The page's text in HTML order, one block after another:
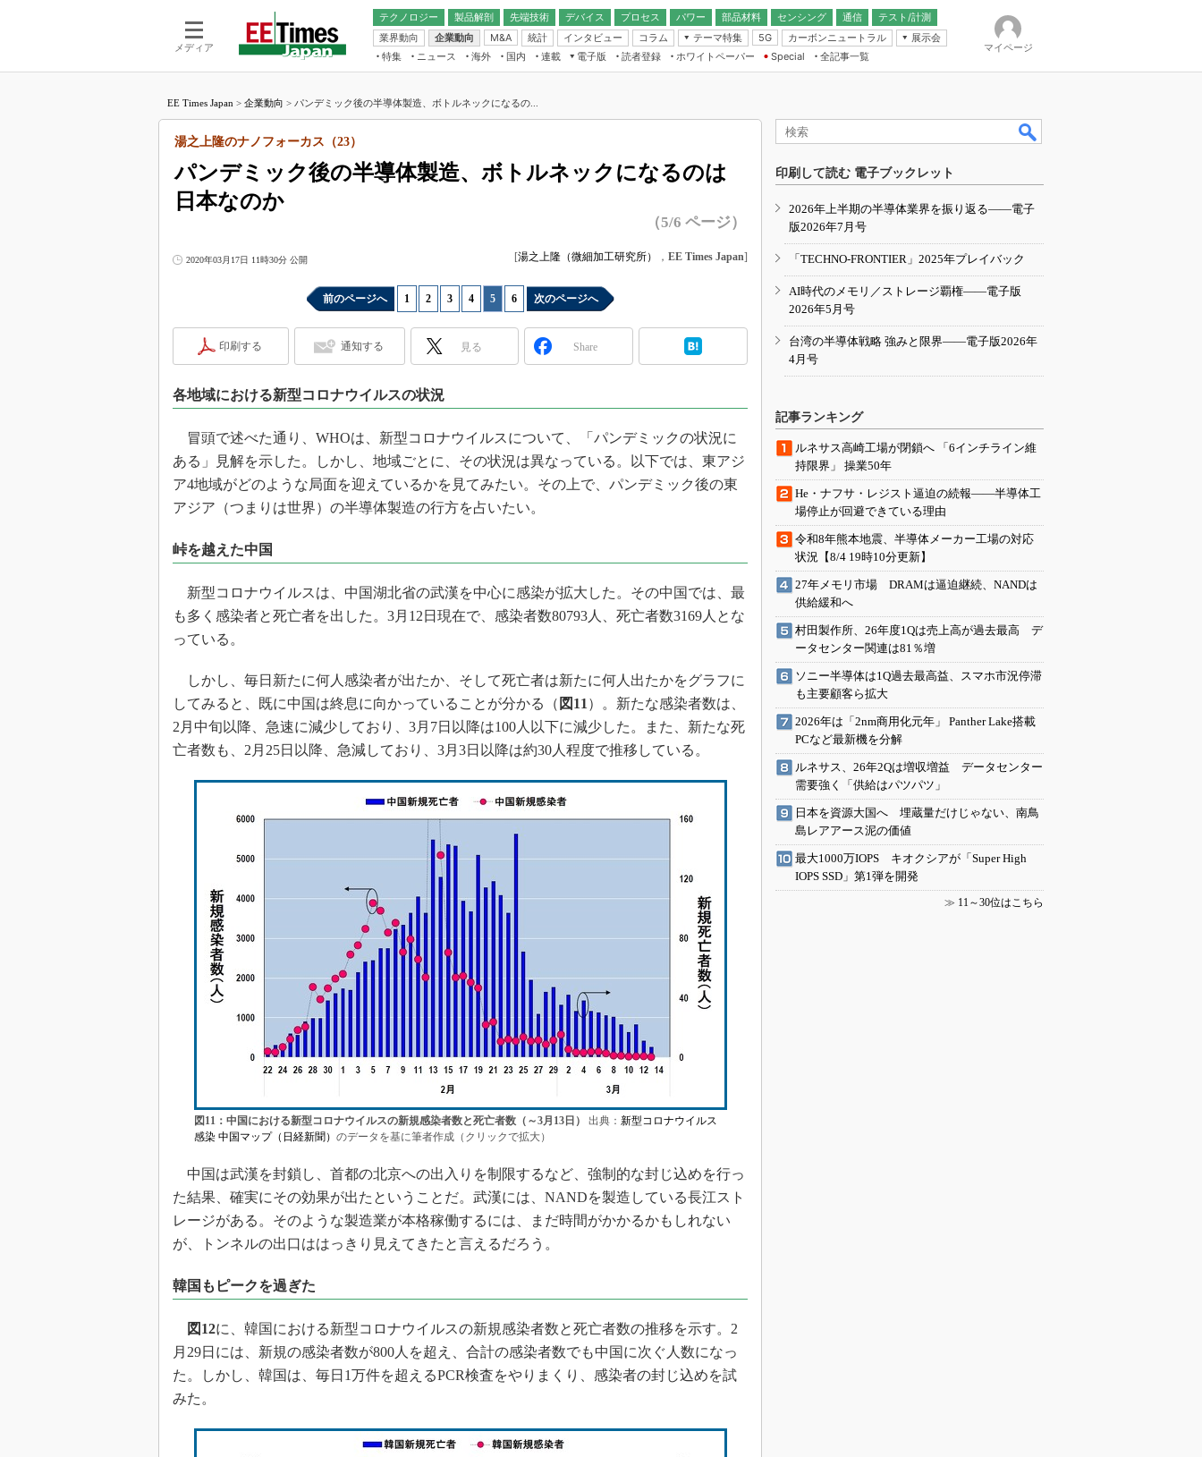
メディア
テクノロジー 製品解剖
先端技術
電池／エネルギー
デバイス
アナログ
マイコン
プロセス パワー 部品材料 センシング
通信
無線
テスト/計測
業界動向
企業動向 M&A 統計 インタビュー コラム
テーマ特集
フィジカルAI
読者調査（EE Times Research）
電源設計（EDN Japan）
Japan）
5G カーボンニュートラル
展示会
IoT・エッジコンピューティング
EXPO
TECHNO-FRONTIER
人とくるま展
特集 ニュース 海外 国内
連載
福田昭のデバイス通信
大山聡の業界スコープ
踊るバズワード ～Behind the
Buzzword
この10年で起こったこと、次の10年
で起こること
光伝送技術を知る
“異端児エンジニア”が仕掛けた社内
改革、執念の180日
イノベーションは日本を救うのか
JASA発IoT通信
電子版
電子ブックレット
読者登録 ホワイトペーパー
Special
全記事一覧
マイページ
EE Times Japan > 企業動向 > パンデミック後の半導体製造、ボトルネックになるの...
パンデミック後の半導体製造、ボトルネックになるのは
日本なのか
湯之上隆のナノフォーカス（23）
（5/6 ページ）
2020年03月17日 11時30分 公開 [湯之上隆（微細加工研究所） ， EE Times Japan]
前のページへ 1 2 3 4 5 6 次のページへ
印刷する 通知する 見る Share
各地域における新型コロナウイルスの状況
冒頭で述べた通り、WHOは、新型コロナウイルスについて、「パンデミックの状況に
ある」見解を示した。しかし、地域ごとに、その状況は異なっている。以下では、東アジ
ア4地域がどのような局面を迎えているかを見てみたい。その上で、パンデミック後の東
アジア（つまりは世界）の半導体製造の行方を占いたい。
峠を越えた中国
新型コロナウイルスは、中国湖北省の武漢を中心に感染が拡大した。その中国では、最
も多く感染者と死亡者を出した。3月12日現在で、感染者数80793人、死亡者数3169人とな
っている。
しかし、毎日新たに何人感染者が出たか、そして死亡者は新たに何人出たかをグラフに
してみると、既に中国は終息に向かっていることが分かる（ 図11 ）。新たな感染者数は、
2月中旬以降、急速に減少しており、3月7日以降は100人以下に減少した。また、新たな死
亡者数も、2月25日以降、急減しており、3月3日以降は約30人程度で推移している。
図11：中国における新型コロナウイルスの新規感染者数と死亡者数（～3月13日） 出典： 新型コロナウイルス
感染 中国マップ（日経新聞） のデータを基に筆者作成（クリックで拡大）
中国は武漢を封鎖し、首都の北京への出入りを制限するなど、強制的な封じ込めを行っ
た結果、確実にその効果が出たということだ。武漢には、NANDを製造している長江スト
レージがある。そのような製造業が本格稼働するには、まだ時間がかかるかもしれない
が、トンネルの出口ははっきり見えてきたと言えるだろう。
韓国もピークを過ぎた
図12に、韓国における新型コロナウイルスの新規感染者数と死亡者数の推移を示す。2
月29日には、新規の感染者数が800人を超え、合計の感染者数でも中国に次ぐ人数になっ
た。しかし、韓国は、毎日1万件を超えるPCR検査をやりまくり、感染者の封じ込めを試
みた。
印刷して読む 電子ブックレット
2026年上半期の半導体業界を振り返る――電子
版2026年7月号
「TECHNO-FRONTIER」2025年プレイバック
AI時代のメモリ／ストレージ覇権――電子版
2026年5月号
台湾の半導体戦略 強みと限界――電子版2026年
4月号
記事ランキング
ルネサス高崎工場が閉鎖へ 「6インチライン維
持限界」 操業50年
He・ナフサ・レジスト逼迫の続報――半導体工
場停止が回避できている理由
令和8年熊本地震、半導体メーカー工場の対応
状況【8/4 19時10分更新】
27年メモリ市場 DRAMは逼迫継続、NANDは
供給緩和へ
村田製作所、26年度1Qは売上高が過去最高 デ
ータセンター関連は81％増
ソニー半導体は1Q過去最高益、スマホ市況停滞
も主要顧客ら拡大
2026年は「2nm商用化元年」 Panther Lake搭載
PCなど最新機を分解
ルネサス、26年2Qは増収増益 データセンター
需要強く「供給はパツパツ」
日本を資源大国へ 埋蔵量だけじゃない、南鳥
島レアアース泥の価値
最大1000万IOPS キオクシアが「Super High
IOPS SSD」第1弾を開発
≫ 11～30位はこちら